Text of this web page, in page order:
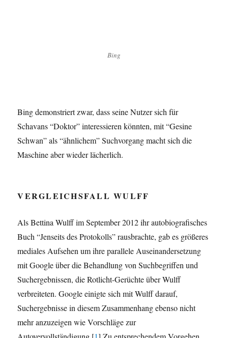
Bing
Bing demonstriert zwar, dass seine Nutzer sich für
Schavans “Doktor” interessieren könnten, mit “Gesine
Schwan” als “ähnlichem” Suchvorgang macht sich die
Maschine aber wieder lächerlich.
VERGLEICHSFALL WULFF
Als Bettina Wulff im September 2012 ihr autobiografisches
Buch “Jenseits des Protokolls” rausbrachte, gab es größeres
mediales Aufsehen um ihre parallele Auseinandersetzung
mit Google über die Behandlung von Suchbegriffen und
Suchergebnissen, die Rotlicht-Gerüchte über Wulff
verbreiteten. Google einigte sich mit Wulff darauf,
Suchergebnisse in diesem Zusammenhang ebenso nicht
mehr anzuzeigen wie Vorschläge zur